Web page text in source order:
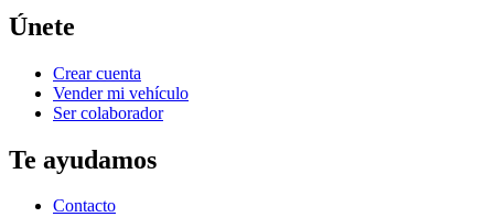
Únete
Crear cuenta
Vender mi vehículo
Ser colaborador
Te ayudamos
Contacto